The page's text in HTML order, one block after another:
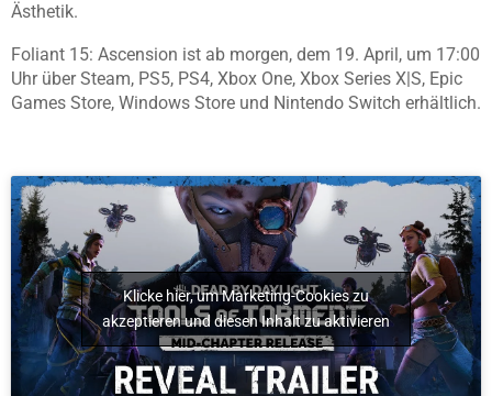
Ästhetik.
Foliant 15: Ascension ist ab morgen, dem 19. April, um 17:00
Uhr über Steam, PS5, PS4, Xbox One, Xbox Series X|S, Epic
Games Store, Windows Store und Nintendo Switch erhältlich.
Klicke hier, um Marketing-Cookies zu
akzeptieren und diesen Inhalt zu aktivieren